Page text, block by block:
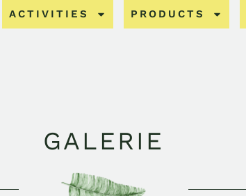
ACTIVITIES PRODUCTS
GALERIE